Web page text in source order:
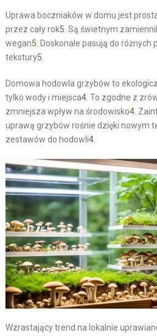
Uprawa boczniaków w domu jest
przez cały rok5. Są świetnym
wegan5. Doskonale pasują do różnych
tekstury5.
Domowa hodowla grzybów to
tylko wody i miejsca4. To zgodne z
zmniejsza wpływ na środowisko4.
uprawą grzybów rośnie dzięki nowym
zestawów do hodowli4.
Wzrastający trend na lokalnie